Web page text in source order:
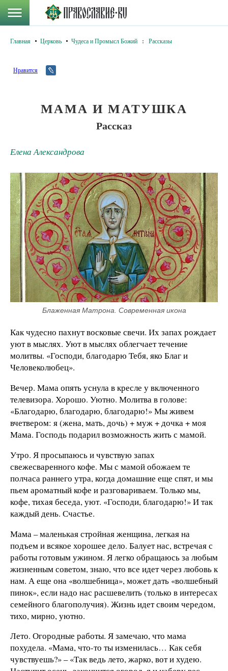
Главная Церковь Чудеса и Промысл Божий : Рассказы
Нравится
МАМА И МАТУШКА
Рассказ
Елена Александрова
Блаженная Матрона. Современная икона
Как чудесно пахнут восковые свечи. Их запах рождает
уют в мыслях. Уют в мыслях облегчает течение
молитвы. «Господи, благодарю Тебя, яко Благ и
Человеколюбец».
Вечер. Мама опять уснула в кресле у включенного
телевизора. Хорошо. Уютно. Молитва в голове:
«Благодарю, благодарю, благодарю!» Мы живем
вчетвером: я (жена, мать, дочь) + муж + дочка + моя
Мама. Господь подарил возможность жить с мамой.
Утро. Я просыпаюсь и чувствую запах
свежесваренного кофе. Мы с мамой обожаем те
полчаса раннего утра, когда домашние еще спят, и мы
пьем ароматный кофе и разговариваем. Только мы,
кофе, тихая беседа, уют. «Господи, благодарю!» И так
каждый день. Счастье.
Мама – маленькая стройная женщина, легкая на
подъем и всякое хорошее дело. Балует нас, встречая с
работы готовым ужином. Я легко обращаюсь за любым
жизненным советом, знаю, что все идет через любовь к
нам. А еще она «волшебница», может дать «волшебный
пинок», если надо нас расшевелить (только в интересах
семейного благополучия). Жизнь идет своим чередом,
тихо, мирно, уютно.
Лето. Огородные работы. Я замечаю, что мама
похудела. «Мама, что-то ты изменилась… Как себя
чувствуешь?» – «Так ведь лето, жарко, вот и худею.